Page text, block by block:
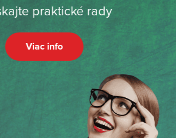
praktické rady
Viac info